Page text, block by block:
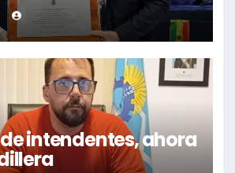
intendentes, ahora